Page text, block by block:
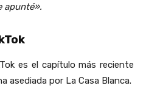
apunté».
es el capítulo más reciente
asediada por La Casa Blanca.